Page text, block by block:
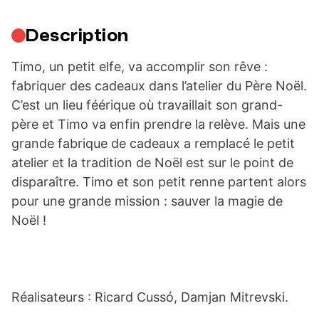
Description
Timo, un petit elfe, va accomplir son rêve :
fabriquer des cadeaux dans l’atelier du Père Noël.
C’est un lieu féérique où travaillait son grand-
père et Timo va enfin prendre la relève. Mais une
grande fabrique de cadeaux a remplacé le petit
atelier et la tradition de Noël est sur le point de
disparaître. Timo et son petit renne partent alors
pour une grande mission : sauver la magie de
Noël !
Réalisateurs : Ricard Cussó, Damjan Mitrevski.